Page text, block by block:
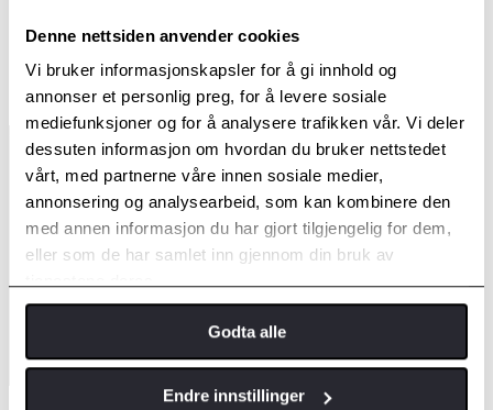
Denne nettsiden anvender cookies
Vi bruker informasjonskapsler for å gi innhold og
annonser et personlig preg, for å levere sosiale
mediefunksjoner og for å analysere trafikken vår. Vi deler
dessuten informasjon om hvordan du bruker nettstedet
vårt, med partnerne våre innen sosiale medier,
annonsering og analysearbeid, som kan kombinere den
med annen informasjon du har gjort tilgjengelig for dem,
eller som de har samlet inn gjennom din bruk av
Godta alle
Endre innstillinger
18" Aluminiumsfelg til Toyota C-HR